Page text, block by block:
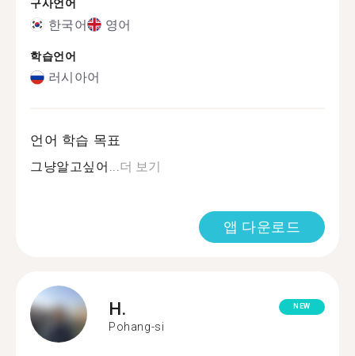
구사언어
한국어 영어
학습언어
러시아어
언어 학습 목표
그냥알고싶어...더 보기
앱 다운로드
H.
Pohang-si
NEW